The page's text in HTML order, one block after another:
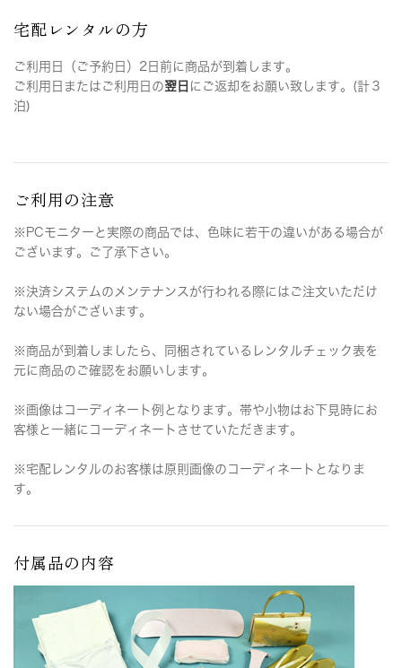
宅配レンタルの方
ご利用日（ご予約日）2日前に商品が到着します。
ご利用日またはご利用日の翌日 にご返却をお願い致します。(計３
泊)
ご利用の注意
※PCモニターと実際の商品では、色味に若干の違いがある場合が
ございます。ご了承下さい。
※決済システムのメンテナンスが行われる際にはご注文いただけ
ない場合がございます。
※商品が到着しましたら、同梱されているレンタルチェック表を
元に商品のご確認をお願いします。
※画像はコーディネート例となります。帯や小物はお下見時にお
客様と一緒にコーディネートさせていただきます。
※宅配レンタルのお客様は原則画像のコーディネートとなりま
す。
付属品の内容